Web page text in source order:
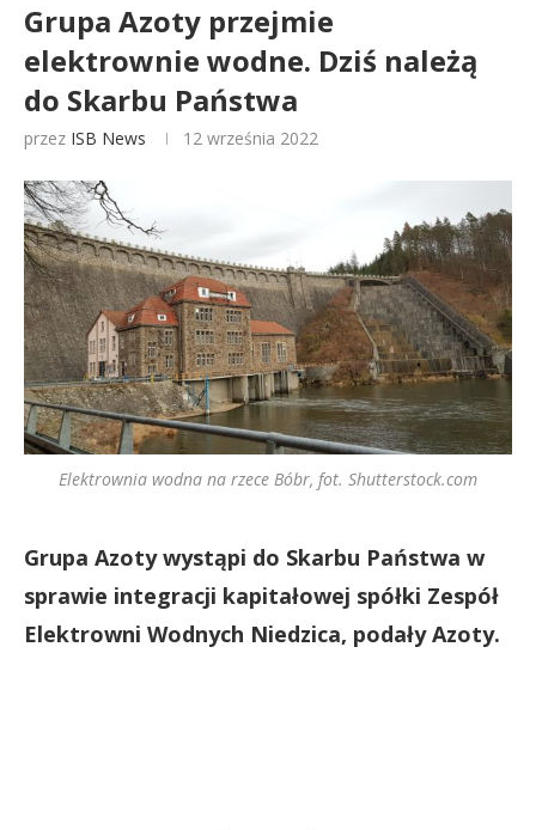
Grupa Azoty przejmie
elektrownie wodne. Dziś należą
do Skarbu Państwa
przez ISB News 12 września 2022
Elektrownia wodna na rzece Bóbr, fot. Shutterstock.com
Grupa Azoty wystąpi do Skarbu Państwa w
sprawie integracji kapitałowej spółki Zespół
Elektrowni Wodnych Niedzica, podały Azoty.